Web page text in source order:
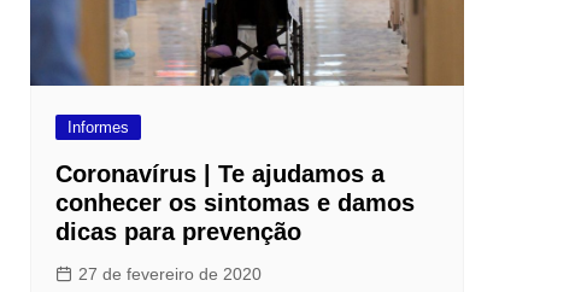
Informes
Coronavírus | Te ajudamos a
conhecer os sintomas e damos
dicas para prevenção
27 de fevereiro de 2020